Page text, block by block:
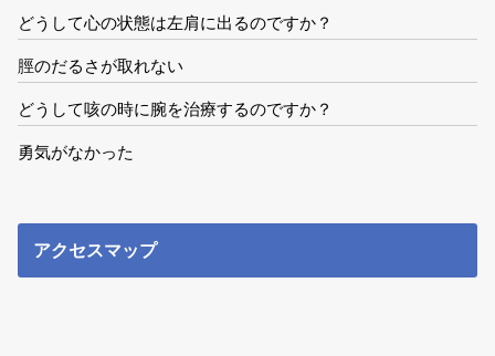
どうして心の状態は左肩に出るのですか？
脛のだるさが取れない
どうして咳の時に腕を治療するのですか？
勇気がなかった
アクセスマップ